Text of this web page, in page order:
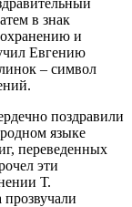
в знак
и
Евгению
– символ
поздравили
языке
переведенных
эти
Т.